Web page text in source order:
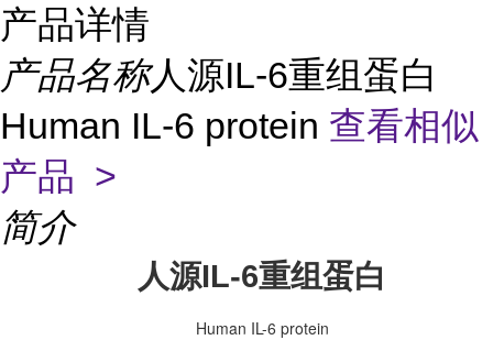
产品详情
产品名称人源IL-6重组蛋白
Human IL-6 protein 查看相似
产品 >
简介
人源IL-6重组蛋白
Human IL-6 protein